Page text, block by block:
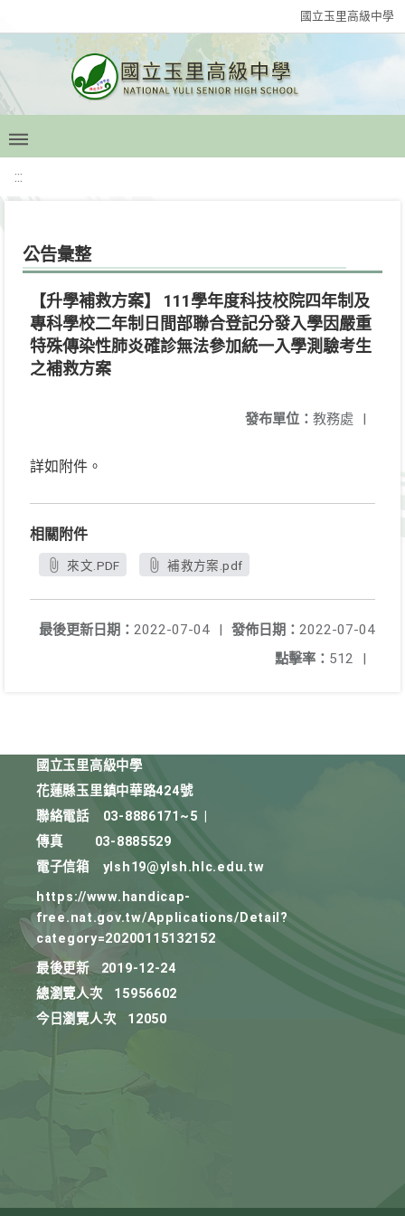
國立玉里高級中學
:::
公告彙整
【升學補救方案】 111學年度科技校院四年制及
專科學校二年制日間部聯合登記分發入學因嚴重
特殊傳染性肺炎確診無法參加統一入學測驗考生
之補救方案
發布單位： 教務處 |
詳如附件。
相關附件
來文.PDF 補救方案.pdf
發佈日期： 2022-07-04
最後更新日期： 2022-07-04
|
點擊率： 512 |
國立玉里高級中學
花蓮縣玉里鎮中華路424號
聯絡電話
03-8886171~5
傳真
03-8885529
電子信箱
ylsh19@ylsh.hlc.edu.tw
https://www.handicap-
free.nat.gov.tw/Applications/Detail?
category=20200115132152
最後更新
2019-12-24
總瀏覽人次
15956602
今日瀏覽人次
12050